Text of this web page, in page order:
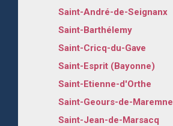
Saint-André-de-Seignanx
Saint-Barthélemy
Saint-Cricq-du-Gave
Saint-Esprit (Bayonne)
Saint-Etienne-d'Orthe
Saint-Geours-de-Maremne
Saint-Jean-de-Marsacq